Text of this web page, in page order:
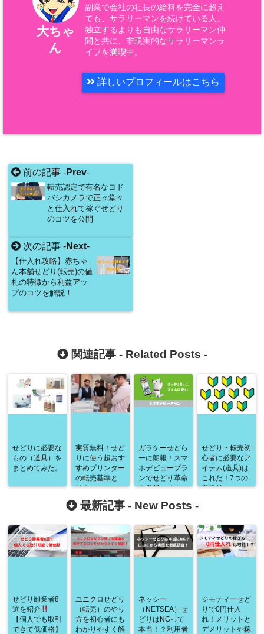
大ちゃ
ん
副業で会社の社長の給料を完全に超え
ても、サラリーマンを続けている人。
独立するよりも自由なサラリーマン仲
間と共に、非現実的なサラリーマンラ
イフを満喫中。
詳しいプロフィールはこちら
前の記事 -Prev-
転売認定で有名なヨド
バシカメラで正々堂々
と仕入れて稼ぐせどり
のコツを公開
次の記事 -Next-
【仕入れ攻略】赤ちゃ
ん本舗せどり(転売)の値
札の特徴から利益アッ
プのコツを解説！
関連記事 - Related Posts -
せどりに必要な
もの（道具）を
まとめてみた。
実質無料！せど
りに使う超おす
すめプリンター
の転売基準と
は？
ガラケーせどら
ーに朗報！スマ
ホデビュープラ
ンでせどり革命
を巻起こせ！
せどり・転売初
心者に必要なア
イテム(道具)は
これだ！7つの
準備品
最新記事 - New Posts -
せどり卸業者8
選を紹介
【個人でも取引
できて低価格】
ユニクロせどり
（転売）のやり
方を初心者にも
わかりやすく解
ネッシー
（NETSEA）せ
どりはNGって
本当！？利用者
ジモティーせど
りで0円仕入
れ！メリットと
デメリットや稼